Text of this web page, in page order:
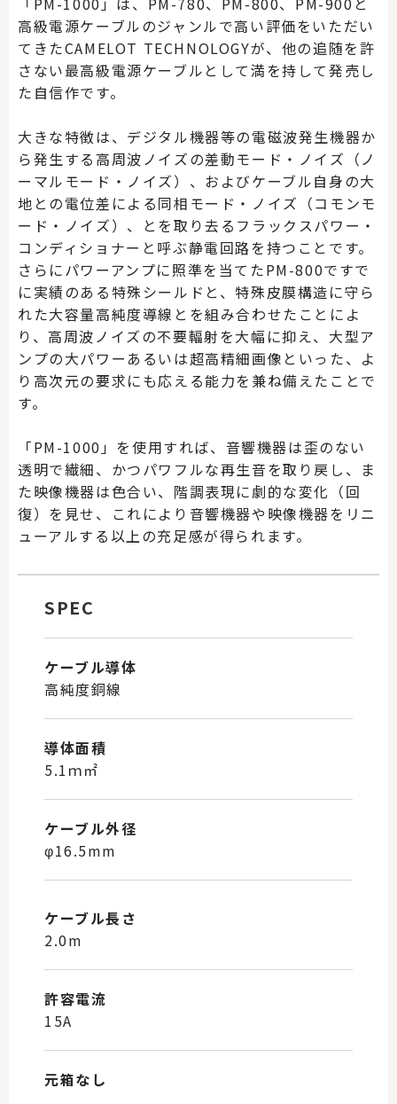
高級電源ケーブルのジャンルで高い評価をいただい
てきたCAMELOT TECHNOLOGYが、他の追随を許
さない最高級電源ケーブルとして満を持して発売し
た自信作です。
大きな特徴は、デジタル機器等の電磁波発生機器か
ら発生する高周波ノイズの差動モード・ノイズ（ノ
ーマルモード・ノイズ）、およびケーブル自身の大
地との電位差による同相モード・ノイズ（コモンモ
ード・ノイズ）、とを取り去るフラックスパワー・
コンディショナーと呼ぶ静電回路を持つことです。
さらにパワーアンプに照準を当てたPM-800ですで
に実績のある特殊シールドと、特殊皮膜構造に守ら
れた大容量高純度導線とを組み合わせたことによ
り、高周波ノイズの不要輻射を大幅に抑え、大型ア
ンプの大パワーあるいは超高精細画像といった、よ
り高次元の要求にも応える能力を兼ね備えたことで
す。
「PM-1000」を使用すれば、音響機器は歪のない
透明で繊細、かつパワフルな再生音を取り戻し、ま
た映像機器は色合い、階調表現に劇的な変化（回
復）を見せ、これにより音響機器や映像機器をリニ
ューアルする以上の充足感が得られます。
SPEC
ケーブル導体
高純度銅線
導体面積
5.1ｍ㎡
ケーブル外径
φ16.5mm
ケーブル長さ
2.0m
許容電流
15A
元箱なし